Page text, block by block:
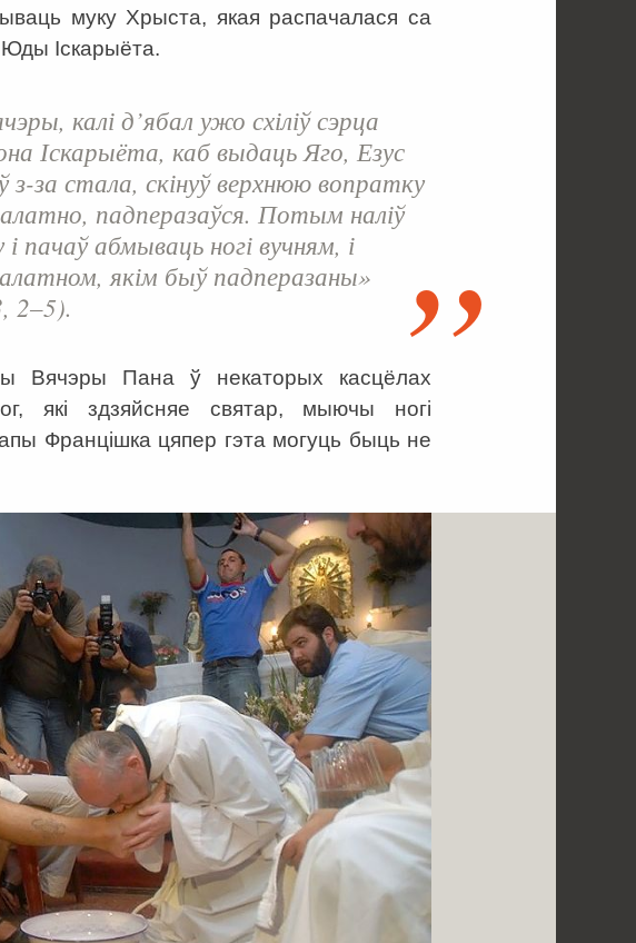
муку Хрыста, якая распачалася са
Іскарыёта.
калі д’ябал ужо схіліў сэрца
Іскарыёта, каб выдаць Яго, Езус
за стала, скінуў верхнюю вопратку
падперазаўся. Потым наліў
пачаў абмываць ногі вучням, і
якім быў падперазаны»
2–5).
Вячэры Пана ў некаторых касцёлах
які здзяйсняе святар, мыючы ногі
Францішка цяпер гэта могуць быць не